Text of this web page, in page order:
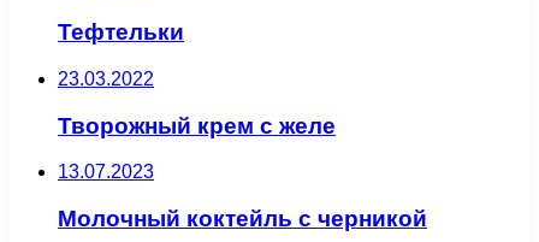
Тефтельки
23.03.2022
Творожный крем с желе
13.07.2023
Молочный коктейль с черникой